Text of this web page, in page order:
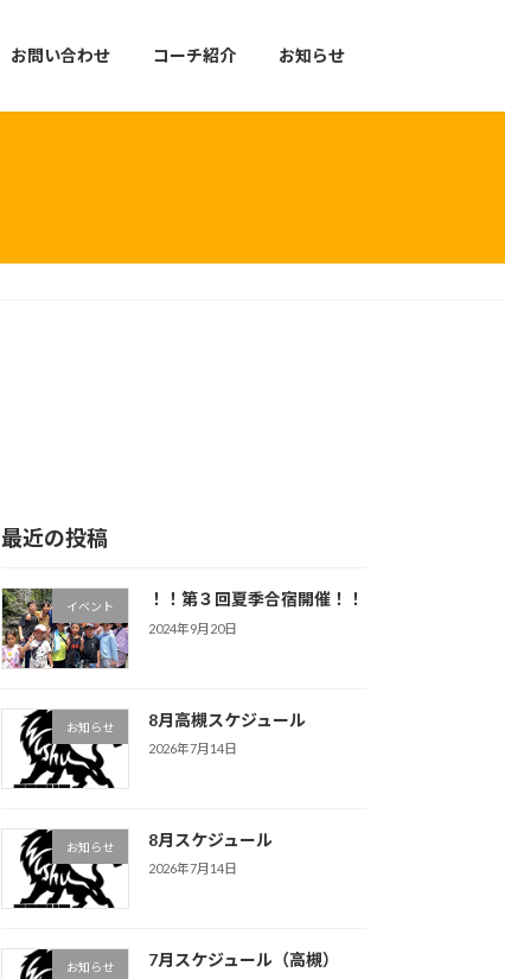
お問い合わせ コーチ紹介 お知らせ
最近の投稿
イベント ！！第３回夏季合宿開催！！
2024年9月20日
お知らせ 8月高槻スケジュール
2026年7月14日
お知らせ 8月スケジュール
2026年7月14日
お知らせ 7月スケジュール（高槻）